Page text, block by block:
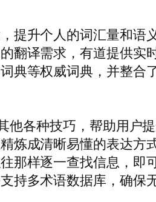
提升个人的词汇量和
翻译需求，有道提供
典等权威词典，并整
他各种技巧，帮助用户
炼成清晰易懂的表达
那样逐一查找信息，即
持多术语数据库，确